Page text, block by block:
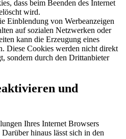
dass beim Beenden des Internet
wird.
Einblendung von Werbeanzeigen
auf sozialen Netzwerken oder
kann die Erzeugung eines
Diese Cookies werden nicht direkt
sondern durch den Drittanbieter
und
Ihres Internet Browsers
hinaus lässt sich in den